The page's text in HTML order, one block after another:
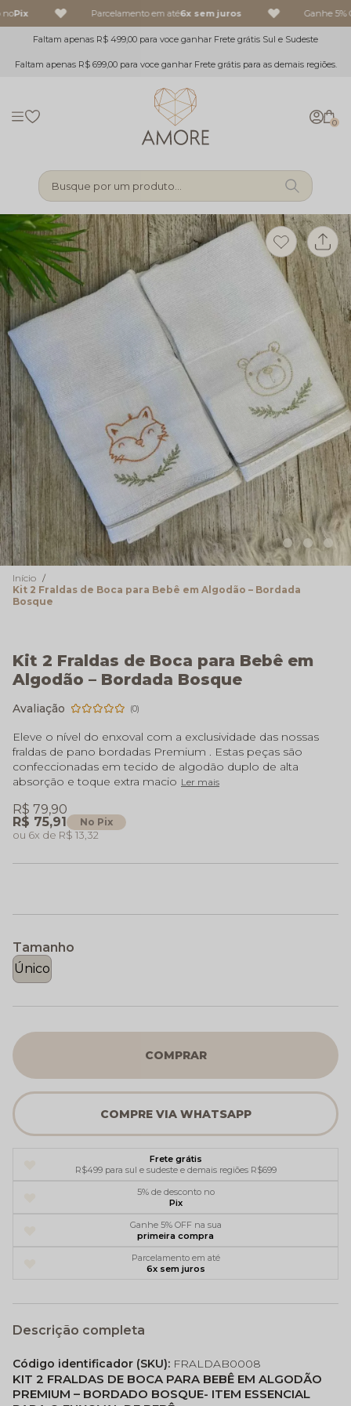
Pix Parcelamento em até6x sem juros Ganhe 5%
Faltam apenas R$ 499,00 para voce ganhar Frete grátis Sul e Sudeste
Faltam apenas R$ 699,00 para voce ganhar Frete grátis para as demais regiões.
0
Busque por um produto...
Início
Kit 2 Fraldas de Boca para Bebê em Algodão – Bordada
Bosque
Kit 2 Fraldas de Boca para Bebê em
Algodão – Bordada Bosque
(0)
Eleve o nível do enxoval com a exclusividade das nossas
fraldas de pano bordadas Premium . Estas peças são
confeccionadas em tecido de algodão duplo de alta
absorção e toque extra macio Ler mais
R$ 75,91 No Pix
R$ 79,90
6x R$ 13,32
Tamanho
Único
COMPRAR
Frete grátis
R$499 para sul e sudeste e demais regiões R$699
5% de desconto no
Pix
Ganhe 5% OFF na sua
primeira compra
Parcelamento em até
6x sem juros
Descrição completa
Código identificador (SKU): FRALDAB0008
KIT 2 FRALDAS DE BOCA PARA BEBÊ EM ALGODÃO
PREMIUM – BORDADO BOSQUE- ITEM ESSENCIAL